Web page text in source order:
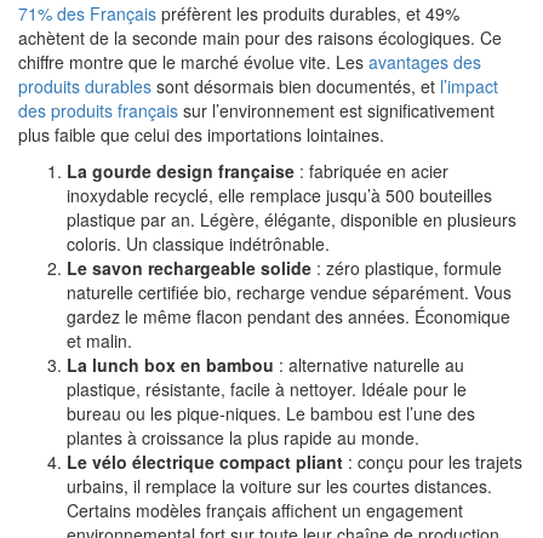
71% des Français préfèrent les produits durables, et 49%
achètent de la seconde main pour des raisons écologiques. Ce
chiffre montre que le marché évolue vite. Les avantages des
produits durables sont désormais bien documentés, et l’impact
des produits français sur l’environnement est significativement
plus faible que celui des importations lointaines.
La gourde design française : fabriquée en acier
inoxydable recyclé, elle remplace jusqu’à 500 bouteilles
plastique par an. Légère, élégante, disponible en plusieurs
coloris. Un classique indétrônable.
Le savon rechargeable solide : zéro plastique, formule
naturelle certifiée bio, recharge vendue séparément. Vous
gardez le même flacon pendant des années. Économique
et malin.
La lunch box en bambou : alternative naturelle au
plastique, résistante, facile à nettoyer. Idéale pour le
bureau ou les pique-niques. Le bambou est l’une des
plantes à croissance la plus rapide au monde.
Le vélo électrique compact pliant : conçu pour les trajets
urbains, il remplace la voiture sur les courtes distances.
Certains modèles français affichent un engagement